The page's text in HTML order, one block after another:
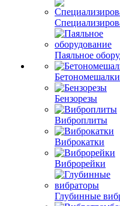
Паяльное
Бетономешалки
Бензорезы
Виброплиты
Виброкатки
Виброрейки
Глубинные